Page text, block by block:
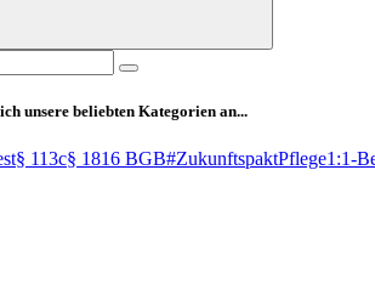
unsere beliebten Kategorien an...
§ 113c§ 1816 BGB#ZukunftspaktPflege1:1-